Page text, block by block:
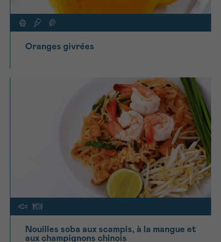
Oranges givrées
Nouilles soba aux scampis, à la mangue et
aux champignons chinois